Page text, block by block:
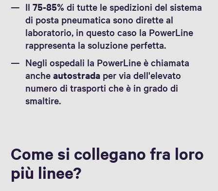
Il75-85% di tutte le spedizioni del sistema
di posta pneumatica sono dirette al
laboratorio, in questo caso la PowerLine
rappresenta la soluzione perfetta.
Negli ospedali la PowerLine è chiamata
ancheautostrada per via dell'elevato
numero di trasporti che è in grado di
smaltire.
Come si collegano fra loro
più linee?